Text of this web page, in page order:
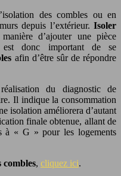
des combles ou en
depuis l’extérieur. Isoler
d’ajouter une pièce
donc important de se
afin d’être sûr de répondre
du diagnostic de
Il indique la consommation
isolation améliorera d’autant
finale obtenue, allant de
à « G » pour les logements
combles, cliquez ici.